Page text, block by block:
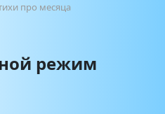
про месяца
режим